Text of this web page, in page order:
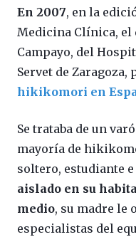
En 2007, en la
Medicina Clínica, el
Campayo, del
Servet de Zaragoza,
hikikomori en
Se trataba de un
mayoría de
soltero, estudiante
aislado en su
medio, su madre le
especialistas del